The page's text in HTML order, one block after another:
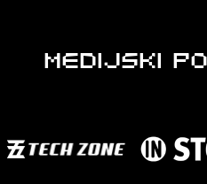
MEDIJSKI